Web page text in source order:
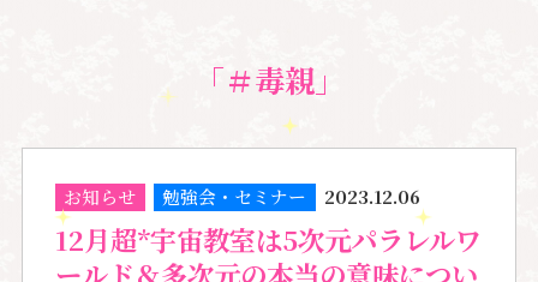
「＃毒親」
お知らせ 勉強会・セミナー 2023.12.06
12月超*宇宙教室は5次元パラレルワ
ールド＆多次元の本当の意味につい